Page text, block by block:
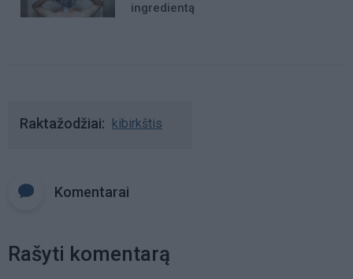
ingredientą
Raktažodžiai kibirkštis
Komentarai
Rašyti komentarą